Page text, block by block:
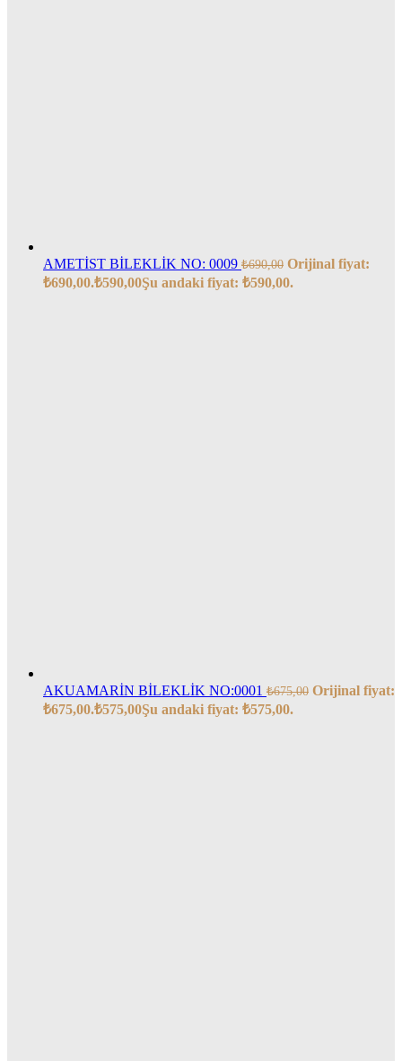
AMETİST BİLEKLİK NO: 0009 ₺690,00 Orijinal fiyat:
₺690,00.₺590,00Şu andaki fiyat: ₺590,00.
AKUAMARİN BİLEKLİK NO:0001 ₺675,00 Orijinal fiyat:
₺675,00.₺575,00Şu andaki fiyat: ₺575,00.